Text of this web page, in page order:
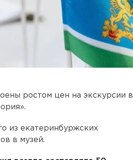
ростом цен на экскурсии в
из екатеринбуржских
в музей.